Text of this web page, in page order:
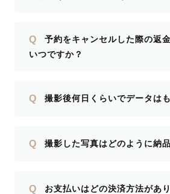
Q
予約をキャンセルした際の返
いつですか？
Q 撮影後何日くらいでデータは
Q 撮影した写真はどのように納
Q お支払いはどの決済方法があ